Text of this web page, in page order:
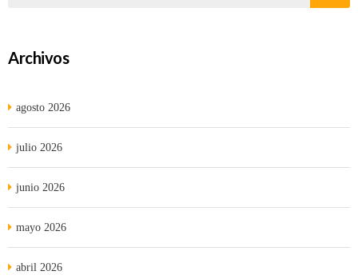
Archivos
agosto 2026
julio 2026
junio 2026
mayo 2026
abril 2026